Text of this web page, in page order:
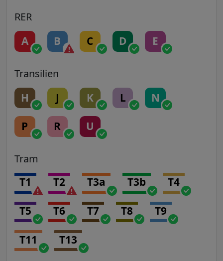
RER
A B C D E
Transilien
H J K L N
P R U
Tram
T1 T2 T3a T3b T4
T5 T6 T7 T8 T9
T11 T13